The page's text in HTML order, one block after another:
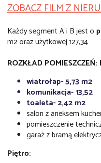
ZOBACZ FILM Z
Każdy segment A i B jest o
m2 oraz użytkowej 127,34
ROZKŁAD
wiatrołap- 5,73 m2
komunikacja- 13,52
toaleta- 2,42 m2
salon z aneksem
pomieszczenie
garaż z bramą
Piętro: